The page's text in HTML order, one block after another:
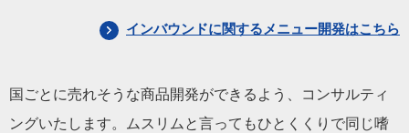
インバウンドに関するメニュー開発はこちら
国ごとに売れそうな商品開発ができるよう、コンサルティ
ングいたします。ムスリムと言ってもひとくくりで同じ嗜